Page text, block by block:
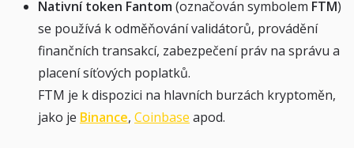
Nativní token Fantom(označován symbolem FTM)
se používá k odměňování validátorů, provádění
finančních transakcí, zabezpečení práv na správu a
placení síťových poplatků.
FTM je k dispozici na hlavních burzách kryptoměn,
jako je Binance, Coinbase apod.